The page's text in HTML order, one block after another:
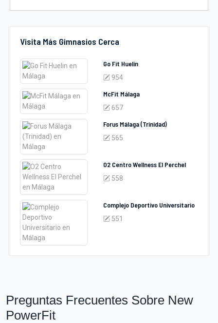
Visita Más Gimnasios Cerca
Go Fit Huelin
954
McFit Málaga
657
Forus Málaga (Trinidad)
565
O2 Centro Wellness El Perchel
558
Complejo Deportivo Universitario
551
Preguntas Frecuentes Sobre New
PowerFit